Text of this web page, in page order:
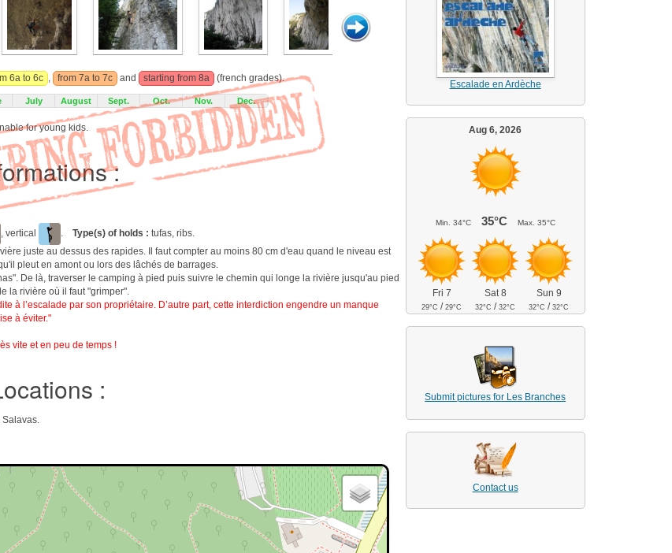
6a to 6c , from 7a to 7c and starting from 8a (french grades).
July August Sept. Oct. Nov. Dec.
for young kids.
:
, vertical Type(s) of holds : tufas, ribs.
juste au dessus des rapides. Il faut compter au moins 80 cm d'eau quand le niveau est
pleut en amont ou lors des lâchés de barrages.
De là, traverser le camping à pied puis suivre le chemin qui longe la rivière jusqu'au pied
la rivière où il faut "grimper".
à l’escalade par son propriétaire. D’autre part, cette interdiction engendre un manque
à éviter."
vite et en peu de temps !
:
Escalade en Ardèche
Aug 6, 2026
Min. 34°C 35°C Max. 35°C
Fri 7
29°C /29°C
Sat 8
32°C /32°C
Sun 9
32°C /32°C
Submit pictures for Les Branches
Contact us